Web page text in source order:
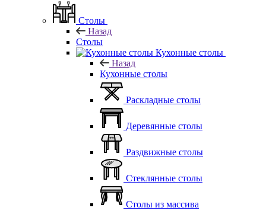
Столы
Назад
Столы
Кухонные столы
Назад
Кухонные столы
Раскладные столы
Деревянные столы
Раздвижные столы
Стеклянные столы
Столы из массива